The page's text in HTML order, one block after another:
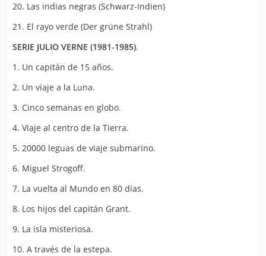
20. Las indias negras (Schwarz-Indien)
21. El rayo verde (Der grüne Strahl)
SERIE JULIO VERNE (1981-1985).
1. Un capitán de 15 años.
2. Un viaje a la Luna.
3. Cinco semanas en globo.
4. Viaje al centro de la Tierra.
5. 20000 leguas de viaje submarino.
6. Miguel Strogoff.
7. La vuelta al Mundo en 80 días.
8. Los hijos del capitán Grant.
9. La isla misteriosa.
10. A través de la estepa.